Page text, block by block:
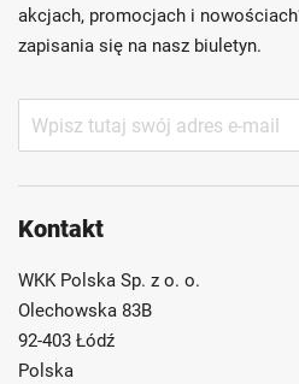
Możliwość własnego
akcjach, promocjach i
zapisania się na nasz biuletyn.
nasz
Kontakt
WKK Polska Sp. z o. o.
Olechowska 83B
92-403 Łódź
Polska